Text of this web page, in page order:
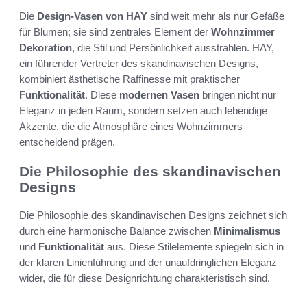
Die Design-Vasen von HAY sind weit mehr als nur Gefäße
für Blumen; sie sind zentrales Element der Wohnzimmer
Dekoration, die Stil und Persönlichkeit ausstrahlen. HAY,
ein führender Vertreter des skandinavischen Designs,
kombiniert ästhetische Raffinesse mit praktischer
Funktionalität. Diese modernen Vasen bringen nicht nur
Eleganz in jeden Raum, sondern setzen auch lebendige
Akzente, die die Atmosphäre eines Wohnzimmers
entscheidend prägen.
Die Philosophie des skandinavischen
Designs
Die Philosophie des skandinavischen Designs zeichnet sich
durch eine harmonische Balance zwischen Minimalismus
und Funktionalität aus. Diese Stilelemente spiegeln sich in
der klaren Linienführung und der unaufdringlichen Eleganz
wider, die für diese Designrichtung charakteristisch sind.